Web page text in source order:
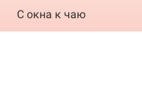
С окна к чаю